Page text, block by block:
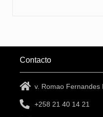
Contacto
v. Romao Fernandes
+258 21 40 14 21